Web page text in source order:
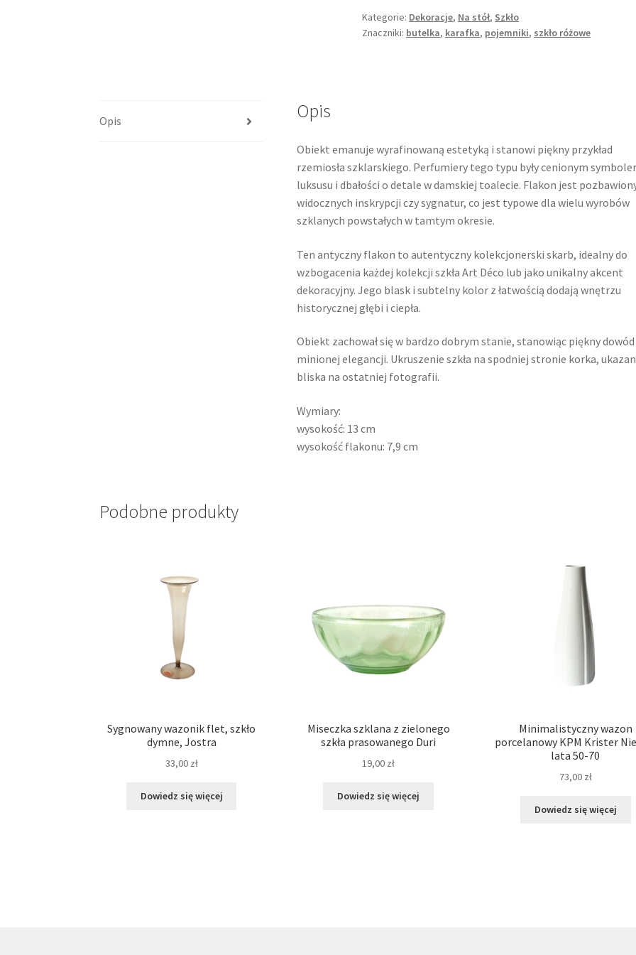
Kategorie: Dekoracje, Na stół, Szkło
Znaczniki: butelka, karafka, pojemniki, szkło różowe
Opis Opis
Obiekt emanuje wyrafinowaną estetyką i stanowi piękny przykład
rzemiosła szklarskiego. Perfumiery tego typu były cenionym
luksusu i dbałości o detale w damskiej toalecie. Flakon jest
widocznych inskrypcji czy sygnatur, co jest typowe dla wielu wyrobów
szklanych powstałych w tamtym okresie.
Ten antyczny flakon to autentyczny kolekcjonerski skarb, idealny do
wzbogacenia każdej kolekcji szkła Art Déco lub jako unikalny akcent
dekoracyjny. Jego blask i subtelny kolor z łatwością dodają wnętrzu
historycznej głębi i ciepła.
Obiekt zachował się w bardzo dobrym stanie, stanowiąc piękny dowód
minionej elegancji. Ukruszenie szkła na spodniej stronie korka,
bliska na ostatniej fotografii.
Wymiary:
wysokość: 13 cm
wysokość flakonu: 7,9 cm
Podobne produkty
Sygnowany wazonik flet, szkło
dymne, Jostra
33,00 zł
Dowiedz się więcej
Miseczka szklana z zielonego
szkła prasowanego Duri
19,00 zł
Dowiedz się więcej
Minimalistyczny wazon
porcelanowy KPM Krister
lata 50-70
73,00 zł
Dowiedz się więcej